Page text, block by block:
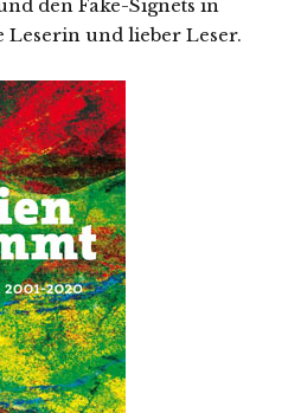
den Fake-Signets in
Leserin und lieber Leser.